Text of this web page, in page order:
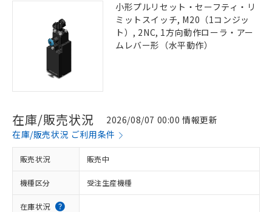
小形プルリセット・セーフティ・リ
ミットスイッチ, M20（1コンジッ
ト）, 2NC, 1方向動作ローラ・アー
ムレバー形（水平動作）
在庫/販売状況
2026/08/07 00:00 情報更新
在庫/販売状況 ご利用条件
販売状況 販売中
機種区分 受注生産機種
在庫状況